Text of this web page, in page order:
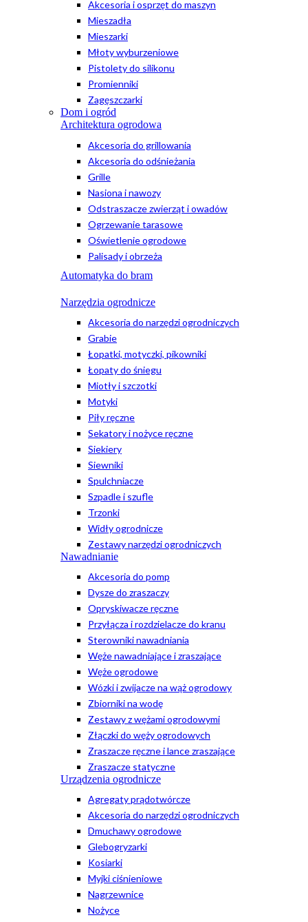
Akcesoria i osprzęt do maszyn
Mieszadła
Mieszarki
Młoty wyburzeniowe
Pistolety do silikonu
Promienniki
Zagęszczarki
Dom i ogród
Architektura ogrodowa
Akcesoria do grillowania
Akcesoria do odśnieżania
Grille
Nasiona i nawozy
Odstraszacze zwierząt i owadów
Ogrzewanie tarasowe
Oświetlenie ogrodowe
Palisady i obrzeża
Automatyka do bram
Narzędzia ogrodnicze
Akcesoria do narzędzi ogrodniczych
Grabie
Łopatki, motyczki, pikowniki
Łopaty do śniegu
Miotły i szczotki
Motyki
Piły ręczne
Sekatory i nożyce ręczne
Siekiery
Siewniki
Spulchniacze
Szpadle i szufle
Trzonki
Widły ogrodnicze
Zestawy narzędzi ogrodniczych
Nawadnianie
Akcesoria do pomp
Dysze do zraszaczy
Opryskiwacze ręczne
Przyłącza i rozdzielacze do kranu
Sterowniki nawadniania
Węże nawadniające i zraszające
Węże ogrodowe
Wózki i zwijacze na wąż ogrodowy
Zbiorniki na wodę
Zestawy z wężami ogrodowymi
Złączki do węży ogrodowych
Zraszacze ręczne i lance zraszające
Zraszacze statyczne
Urządzenia ogrodnicze
Agregaty prądotwórcze
Akcesoria do narzędzi ogrodniczych
Dmuchawy ogrodowe
Glebogryzarki
Kosiarki
Myjki ciśnieniowe
Nagrzewnice
Nożyce